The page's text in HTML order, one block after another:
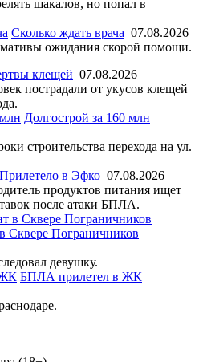
шакалов, но попал в
Сколько ждать врача 07.08.2026
ожидания скорой помощи.
клещей 07.08.2026
пострадали от укусов клещей
Долгострой за 160 млн
строительства перехода на ул.
Прилетело в Эфко 07.08.2026
продуктов питания ищет
после атаки БПЛА.
Сквере Пограничников
девушку.
БПЛА прилетел в ЖК